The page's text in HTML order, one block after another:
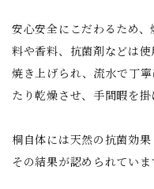
安心安全にこだわるため
料や香料、抗菌剤などは
焼き上げられ、流水で丁
たり乾燥させ、手間暇を掛
桐自体には天然の抗菌効
その結果が認められていま